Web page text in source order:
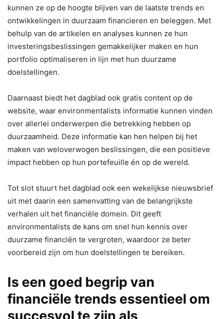
kunnen ze op de hoogte blijven van de laatste trends en
ontwikkelingen in duurzaam financieren en beleggen. Met
behulp van de artikelen en analyses kunnen ze hun
investeringsbeslissingen gemakkelijker maken en hun
portfolio optimaliseren in lijn met hun duurzame
doelstellingen.
Daarnaast biedt het dagblad ook gratis content op de
website, waar environmentalists informatie kunnen vinden
over allerlei onderwerpen die betrekking hebben op
duurzaamheid. Deze informatie kan hen helpen bij het
maken van weloverwogen beslissingen, die een positieve
impact hebben op hun portefeuille én op de wereld.
Tot slot stuurt het dagblad ook een wekelijkse nieuwsbrief
uit met daarin een samenvatting van de belangrijkste
verhalen uit het financiële domein. Dit geeft
environmentalists de kans om snel hun kennis over
duurzame financiën te vergroten, waardoor ze beter
voorbereid zijn om hun doelstellingen te bereiken.
Is een goed begrip van
financiële trends essentieel om
succesvol te zijn als